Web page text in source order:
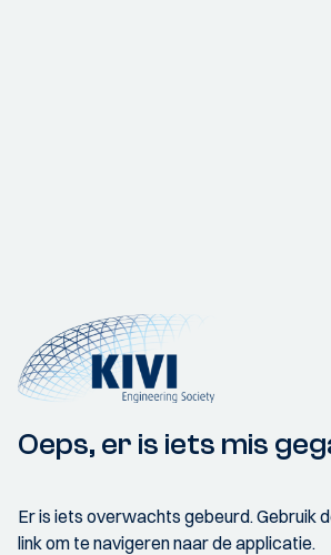
Oeps, er is iets mis
Er is iets overwachts gebeurd. Gebruik
link om te navigeren naar de applicatie.